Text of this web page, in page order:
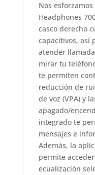
Nos
Headphones
casco derecho
capacitivos, así
atender
mirar tu
te permiten
reducción de
de voz (VPA) y
apagado/
integrado te
mensajes e
Además, la
permite
ecualización